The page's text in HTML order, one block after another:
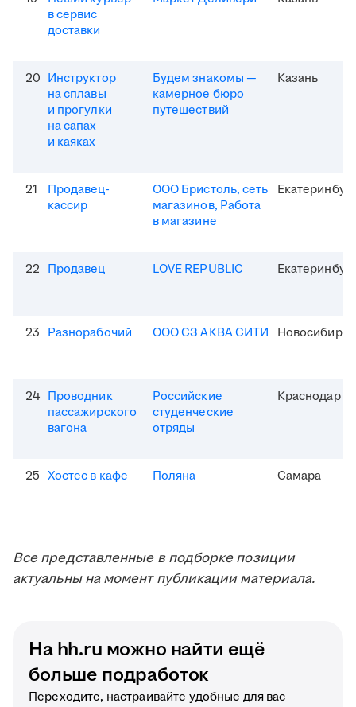
в сервис
доставки
20 Инструктор
на сплавы
и прогулки
на сапах
и каяках
Будем знакомы —
камерное бюро
путешествий
Казань
21
Продавец-
кассир
ООО Бристоль, сеть
магазинов, Работа
в магазине
22 Продавец LOVE REPUBLIC
23 Разнорабочий ООО СЗ АКВА СИТИ Новосибирск
24 Проводник
пассажирского
вагона
Российские
студенческие
отряды
Краснодар
25 Хостес в кафе Поляна Самара
Все представленные в подборке позиции
актуальны на момент публикации материала.
На hh.ru можно найти ещё
больше подработок
Переходите, настраивайте удобные для вас